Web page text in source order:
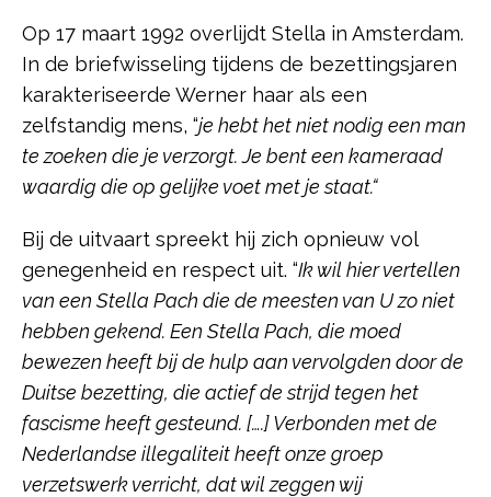
Op 17 maart 1992 overlijdt Stella in Amsterdam.
In de briefwisseling tijdens de bezettingsjaren
karakteriseerde Werner haar als een
zelfstandig mens, “je hebt het niet nodig een man
te zoeken die je verzorgt. Je bent een kameraad
waardig die op gelijke voet met je staat.“
Bij de uitvaart spreekt hij zich opnieuw vol
genegenheid en respect uit. “Ik wil hier vertellen
van een Stella Pach die de meesten van U zo niet
hebben gekend. Een Stella Pach, die moed
bewezen heeft bij de hulp aan vervolgden door de
Duitse bezetting, die actief de strijd tegen het
fascisme heeft gesteund. [….] Verbonden met de
Nederlandse illegaliteit heeft onze groep
verzetswerk verricht, dat wil zeggen wij